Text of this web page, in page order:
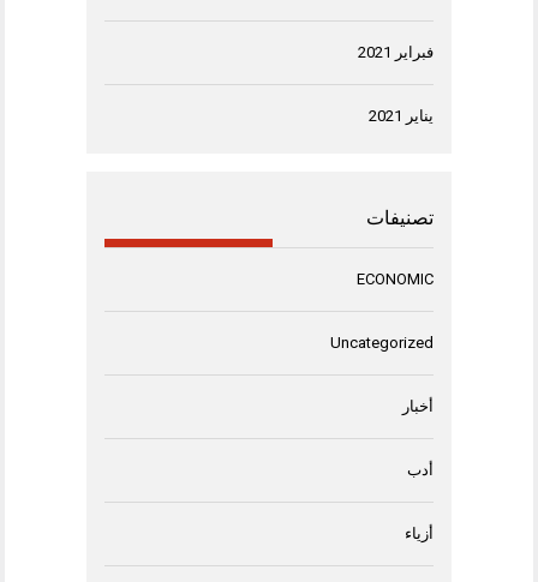
فبراير 2021
يناير 2021
تصنيفات
ECONOMIC
Uncategorized
أخبار
أدب
أزياء